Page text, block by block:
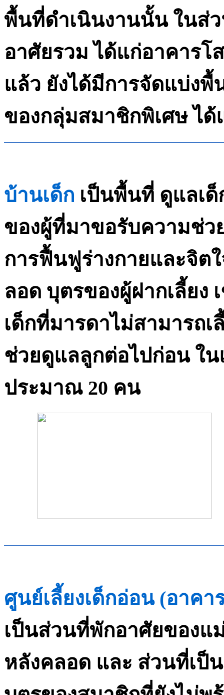
พื้นที่ดำเนินงานนั้น ในส่
อาศัยรวม ได้แก่อาคาร
แล้ว ยังได้มีการจัดแบ่ง
ของกลุ่มสมาชิกพิเศษ ได้
บ้านเด็ก เป็นพื้นที่ ดูแลเด็
ของผู้ที่มาขอรับความช่ว
การฟื้นฟูร่างกายและจิต
ลอด บุตรของผู้ฝากเลี้ยง
เด็กที่มารดาไม่สามารถ
ช่วยดูแลลูกต่อไปก่อน ใ
ประมาณ 20 คน
ศูนย์เลี้ยงเด็กอ่อน (อาค
เป็นส่วนที่พักอาศัยของแ
หลังคลอด และ ส่วนที่เป็